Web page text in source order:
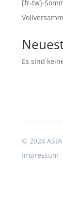
[fr-tw]-
Es sind
© 2024
Impressum